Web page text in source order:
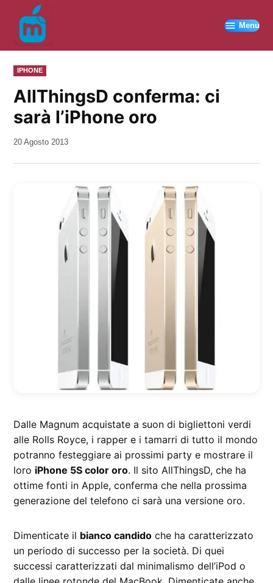
contenuto
Menu
PUBBLICATO
IN
IPHONE
AllThingsD conferma: ci
sarà l’iPhone oro
da
20 Agosto 2013
Dalle Magnum acquistate a suon di bigliettoni verdi
alle Rolls Royce, i rapper e i tamarri di tutto il mondo
potranno festeggiare ai prossimi party e mostrare il
loro iPhone 5S color oro. Il sito AllThingsD, che ha
ottime fonti in Apple, conferma che nella prossima
generazione del telefono ci sarà una versione oro.
Dimenticate il bianco candido che ha caratterizzato
un periodo di successo per la società. Di quei
successi caratterizzati dal minimalismo dell’iPod o